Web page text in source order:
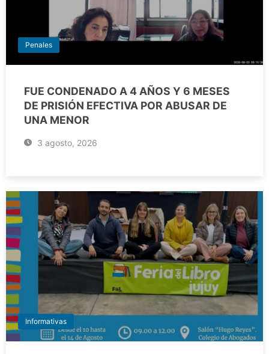
Penales
FUE CONDENADO A 4 AÑOS Y 6 MESES
DE PRISIÓN EFECTIVA POR ABUSAR DE
UNA MENOR
3 agosto, 2026
Informativas